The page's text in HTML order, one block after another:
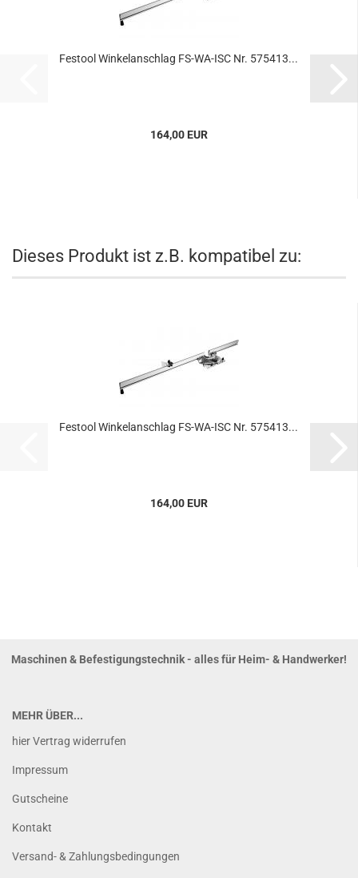
Festool Winkelanschlag FS-WA-ISC Nr. 575413...
164,00 EUR
Dieses Produkt ist z.B. kompatibel zu:
Festool Winkelanschlag FS-WA-ISC Nr. 575413...
164,00 EUR
Maschinen & Befestigungstechnik - alles für Heim- & Handwerker!
MEHR ÜBER...
hier Vertrag widerrufen
Impressum
Gutscheine
Kontakt
Versand- & Zahlungsbedingungen